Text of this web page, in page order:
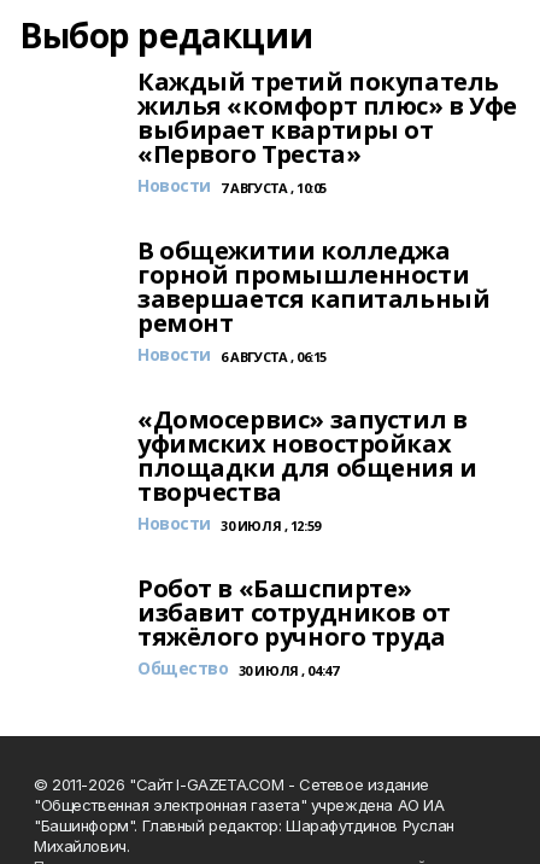
Выбор редакции
Каждый третий покупатель
жилья «комфорт плюс» в Уфе
выбирает квартиры от
«Первого Треста»
Новости 7 АВГУСТА , 10:05
В общежитии колледжа
горной промышленности
завершается капитальный
ремонт
Новости 6 АВГУСТА , 06:15
«Домосервис» запустил в
уфимских новостройках
площадки для общения и
творчества
Новости 30 ИЮЛЯ , 12:59
Робот в «Башспирте»
избавит сотрудников от
тяжёлого ручного труда
Общество 30 ИЮЛЯ , 04:47
© 2011-2026 "Сайт I-GAZETA.COM - Сетевое издание
"Общественная электронная газета" учреждена АО ИА
"Башинформ". Главный редактор: Шарафутдинов Руслан
Михайлович.